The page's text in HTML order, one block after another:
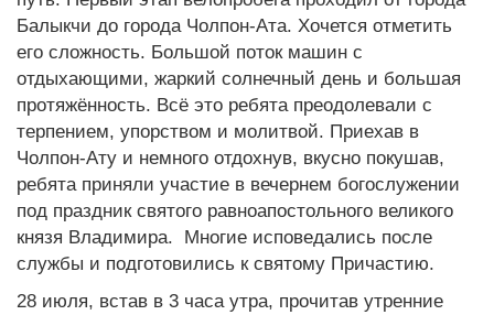
Балыкчи до города Чолпон-Ата. Хочется отметить
его сложность. Большой поток машин с
отдыхающими, жаркий солнечный день и большая
протяжённость. Всё это ребята преодолевали с
терпением, упорством и молитвой. Приехав в
Чолпон-Ату и немного отдохнув, вкусно покушав,
ребята приняли участие в вечернем богослужении
под праздник святого равноапостольного великого
князя Владимира. Многие исповедались после
службы и подготовились к святому Причастию.
28 июля, встав в 3 часа утра, прочитав утренние